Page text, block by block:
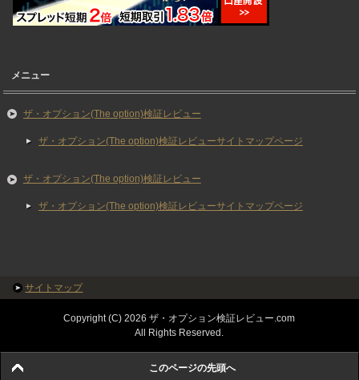
メニュー
ザ・オプション(The option)検証レビュー
ザ・オプション(The option)検証レビューサイトマップページ
ザ・オプション(The option)検証レビュー
ザ・オプション(The option)検証レビューサイトマップページ
サイトマップ
Copyright (C) 2026 ザ・オプション検証レビュー.com
All Rights Reserved.
このページの先頭へ